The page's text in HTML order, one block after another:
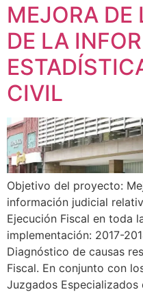
MEJORA DE
DE LA
CIVIL
Objetivo del proyecto:
información judicial
Ejecución Fiscal en toda
implementación: 2017-
Diagnóstico de causas
Fiscal. En conjunto con
Juzgados Especializados